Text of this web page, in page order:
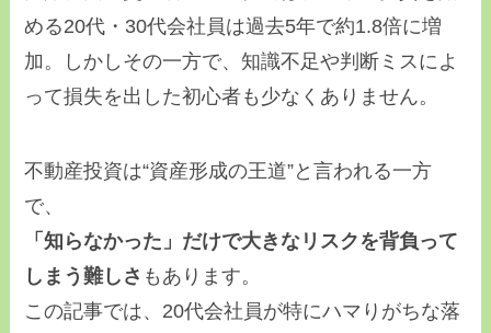
める20代・30代会社員は過去5年で約1.8倍に増
加。しかしその一方で、知識不足や判断ミスによ
って損失を出した初心者も少なくありません。
不動産投資は“資産形成の王道”と言われる一方
で、
「知らなかった」だけで大きなリスクを背負って
しまう難しさ もあります。
この記事では、20代会社員が特にハマりがちな落